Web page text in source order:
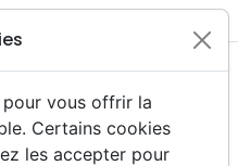
vous offrir la
Certains cookies
les accepter pour